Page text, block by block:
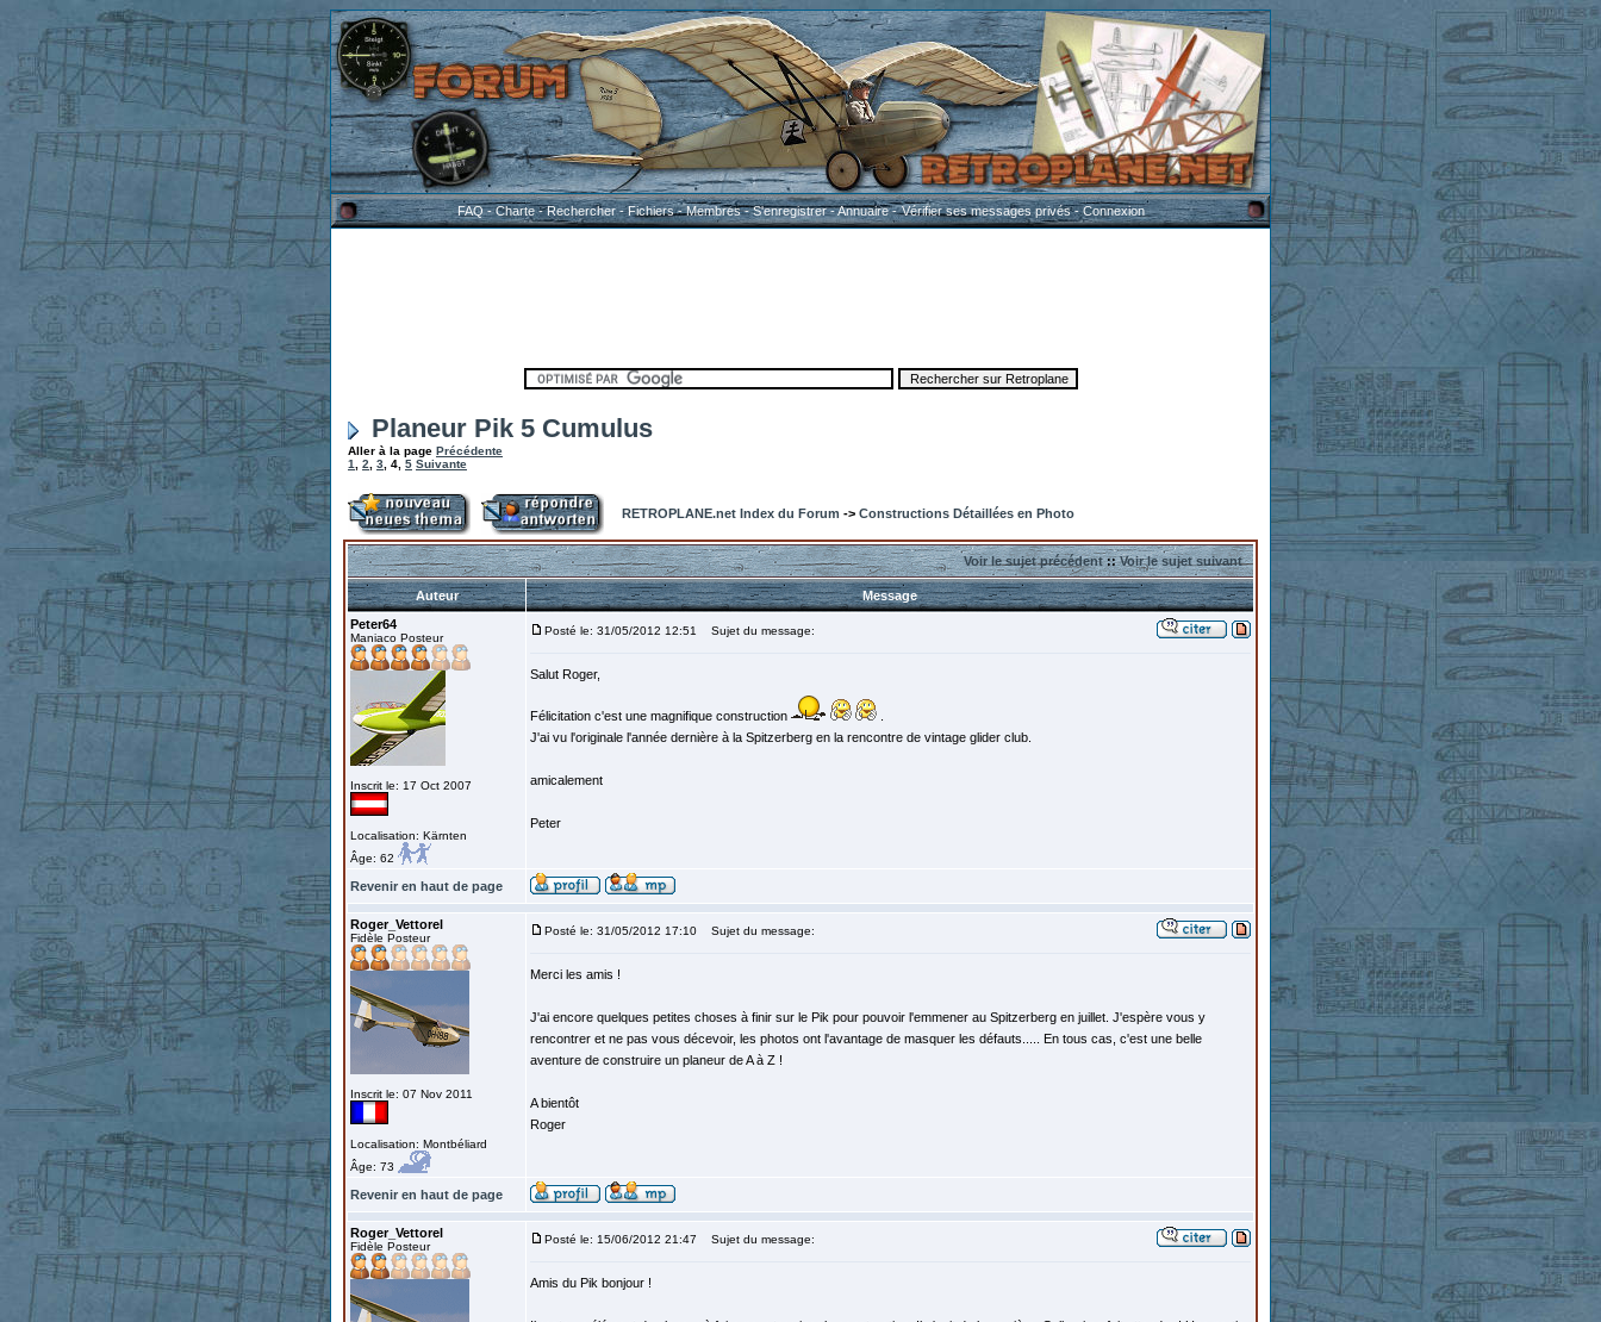
FAQ-Charte-Rechercher-Fichiers-Membres-S'enregistrer-Annuaire-Vérifier ses messages privés-Connexion
Planeur Pik 5 Cumulus
Aller à la page Précédente
1
2 3 4 5 Suivante
RETROPLANE.net Index du Forum -> Constructions Détaillées en Photo
Voir le sujet précédent::Voir le sujet suivant
Auteur
Message
Peter64
Maniaco Posteur
Inscrit le: 17 Oct 2007
Localisation: Kärnten
Âge: 62
Posté le: 31/05/2012 12:51 Sujet du message:
Salut Roger,
Félicitation c'est une magnifique construction
J'ai vu l'originale l'année dernière à la Spitzerberg en la rencontre de vintage glider club.
amicalement
Peter
Revenir en haut de page
Roger_Vettorel
Fidèle Posteur
Inscrit le: 07 Nov 2011
Localisation: Montbéliard
Âge: 73
Posté le: 31/05/2012 17:10 Sujet du message:
Merci les amis !
J'ai encore quelques petites choses à finir sur le Pik pour pouvoir l'emmener au Spitzerberg en juillet. J'espère vous y
rencontrer et ne pas vous décevoir, les photos ont l'avantage de masquer les défauts..... En tous cas, c'est une belle
aventure de construire un planeur de A à Z !
A bientôt
Roger
Revenir en haut de page
Roger_Vettorel
Fidèle Posteur
Posté le: 15/06/2012 21:47 Sujet du message:
Amis du Pik bonjour !